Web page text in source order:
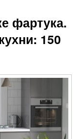
фартука.
150